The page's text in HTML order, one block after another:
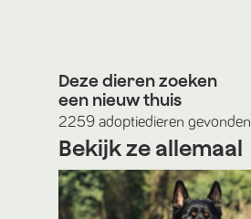
Deze dieren zoeken
een nieuw thuis
2259 adoptiedieren gevonden
Bekijk ze allemaal